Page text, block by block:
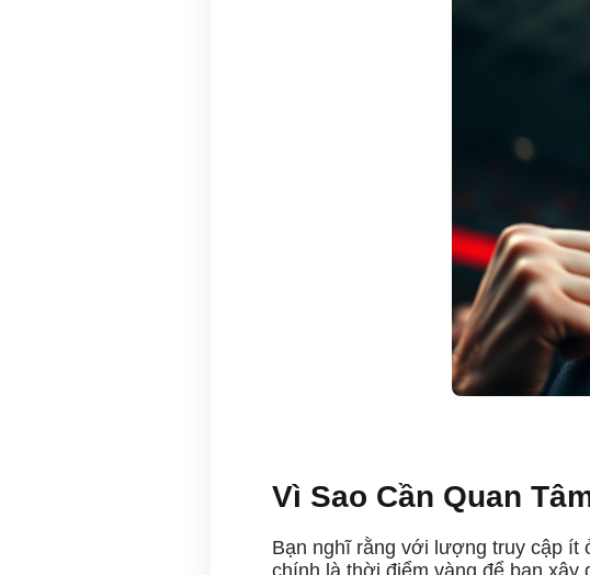
Vì Sao Cần Quan
Bạn nghĩ rằng với lượng truy cập ít